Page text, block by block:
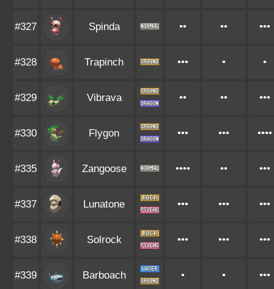
#327 Spinda •• •• •••
#328 Trapinch ••• • •
#329 Vibrava •• •• •••
#330 Flygon ••• ••• ••••
#335 Zangoose •••• •• •••
#337 Lunatone ••• ••• •••
#338 Solrock ••• ••• •••
#339 Barboach • • •••